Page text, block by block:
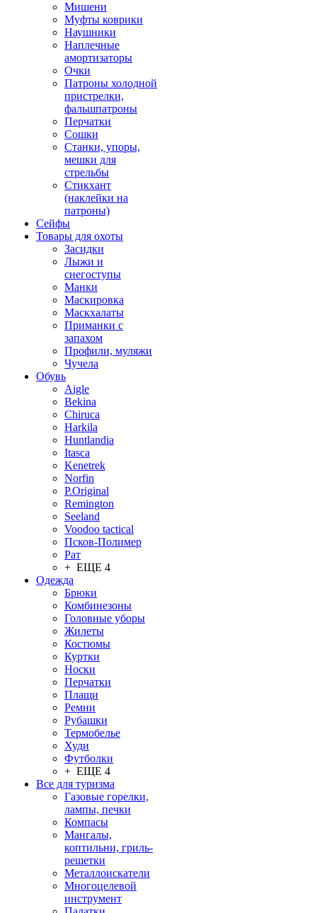
Мишени
Муфты коврики
Наушники
Наплечные
амортизаторы
Очки
Патроны холодной
пристрелки,
фальшпатроны
Перчатки
Сошки
Станки, упоры,
мешки для
стрельбы
Стикхант
(наклейки на
патроны)
Сейфы
Товары для охоты
Засидки
Лыжи и
снегоступы
Манки
Маскировка
Маскхалаты
Приманки с
запахом
Профили, муляжи
Чучела
Обувь
Aigle
Bekina
Chiruсa
Harkila
Huntlandia
Itasca
Kenetrek
Norfin
P.Original
Remington
Seeland
Voodoo tactical
Псков-Полимер
Рат
+ ЕЩЕ 4
Одежда
Брюки
Комбинезоны
Головные уборы
Жилеты
Костюмы
Куртки
Носки
Перчатки
Плащи
Ремни
Рубашки
Термобелье
Худи
Футболки
+ ЕЩЕ 4
Все для туризма
Газовые горелки,
лампы, печки
Компасы
Мангалы,
коптильни, гриль-
решетки
Металлоискатели
Многоцелевой
инструмент